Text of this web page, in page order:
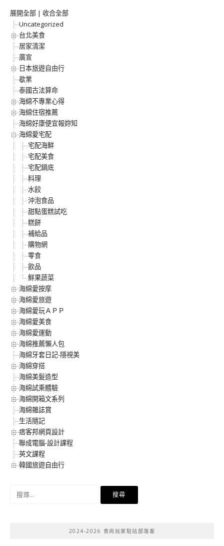
展開全部 | 收合全部
Uncategorized
台北美食
居家清潔
廣宣
日本旅遊自由行
歇業
泰國古法算命
海綿不專業心得
海綿住宿推薦
海綿好康便宜報妳知
海綿愛宅配
宅配海鮮
宅配美食
宅配鍋底
料理
水餃
沖泡食品
甜點蛋糕試吃
糕餅
補給品
購物網
零食
飲品
鮮果蔬菜
海綿愛按摩
海綿愛旅遊
海綿愛玩ＡＰＰ
海綿愛美食
海綿愛運動
海綿推薦懶人包
海綿牙套日記-隱視美
海綿穿搭
海綿美髮造型
海綿試乘體驗
海綿開箱文系列
海綿雜誌賞
生活隨記
痞客邦網頁設計
聯成電腦-設計課程
英文課程
韓國旅遊自由行
2024-2026 食尚玩家駐站部落客